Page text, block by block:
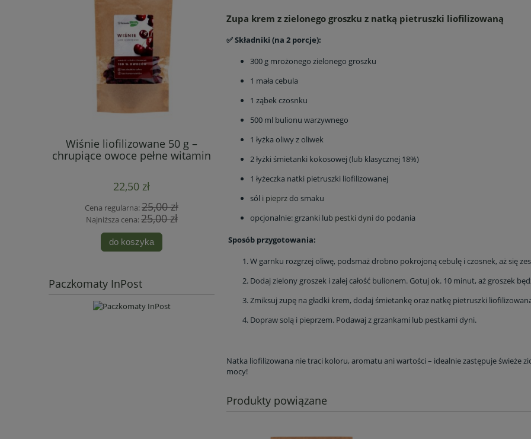
Wiśnie liofilizowane 50 g –
chrupiące owoce pełne witamin
22,50 zł
Cena regularna:25,00 zł
Najniższa cena:25,00 zł
do koszyka
Banany liofilizowane 50 g –
zdrowa alternatywa dla chipsów
11,14 zł
Najniższa cena:11,14 zł
do koszyka
Paczkomaty InPost
Produkty powiązane
Zupa krem z zielonego groszku z natką pietruszki liofilizowaną
✅ Składniki (na 2 porcje):
300 g mrożonego zielonego groszku
1 mała cebula
1 ząbek czosnku
500 ml bulionu warzywnego
1 łyżka oliwy z oliwek
2 łyżki śmietanki kokosowej (lub klasycznej 18%)
1 łyżeczka natki pietruszki liofilizowanej
sól i pieprzdo smaku
opcjonalnie: grzanki lub pestki dyni do podania
Sposób przygotowania:
W garnku rozgrzej oliwę, podsmaż drobno pokrojoną cebulę i czosnek, aż się
Dodaj zielony groszek i zalej całość bulionem. Gotuj ok. 10 minut, aż groszek
Zmiksuj zupę na gładki krem, dodaj śmietankę oraz natkę pietruszki
Dopraw solą i pieprzem. Podawaj z grzankami lub pestkami dyni.
Natka liofilizowana nie traci koloru, aromatu ani wartości – idealnie zastępuje świeże
mocy!